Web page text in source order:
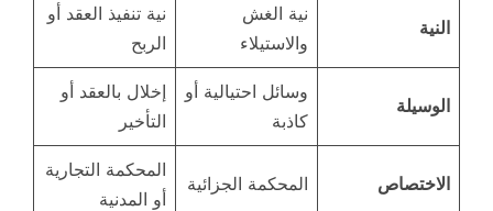
النية
نية الغش
والاستيلاء
نية تنفيذ العقد أو
الربح
الوسيلة
وسائل احتيالية أو
كاذبة
إخلال بالعقد أو
التأخير
الاختصاص المحكمة الجزائية
المحكمة التجارية
أو المدنية